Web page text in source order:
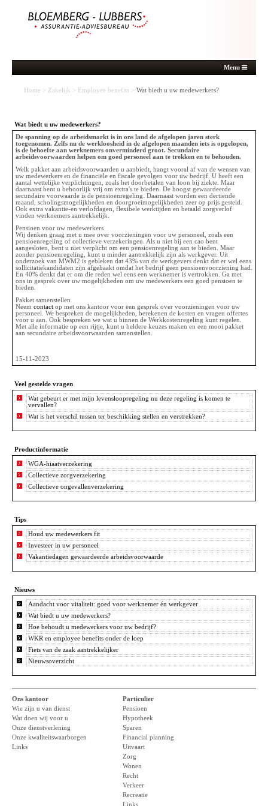
Menu
Home > Zakelijk > Employee benefits > Wat biedt u uw medewerkers?
Wat biedt u uw medewerkers?
De spanning op de arbeidsmarkt is in ons land de afgelopen jaren sterk
toegenomen. Zelfs nu de werkloosheid in de afgelopen maanden iets is opgelopen,
is de behoefte aan werknemers onverminderd groot. Secundaire
arbeidsvoorwaarden helpen om goed personeel aan te trekken en te behouden.
Welk pakket aan arbeidsvoorwaarden u aanbiedt, hangt vooral af van de wensen van
uw medewerkers en de financiële en fiscale gevolgen voor uw bedrijf. U heeft een
aantal wettelijke verplichtingen, zoals het doorbetalen van loon bij ziekte. Maar
daarnaast bent u behoorlijk vrij om extra's te bieden. De hoogst gewaardeerde
secundaire voorwaarde is de pensioenregeling. Daarnaast worden een dertiende
maand, scholingsmogelijkheden en doorgroeimogelijkheden zeer op prijs gesteld.
Ook extra vakantie-en verlofdagen, flexibele werktijden en betaald zorgverlof
vinden werknemers aantrekkelijk.
Pensioen voor uw medewerkers
Wij denken graag met u mee over voorzieningen voor uw personeel, zoals een
pensioenregeling of collectieve verzekeringen. Als u niet bij een cao bent
aangesloten, bent u niet verplicht om een pensioenregeling aan te bieden. Maar
zonder pensioenregeling, kunt u minder aantrekkelijk zijn als werkgever. Uit
onderzoek van MWM2 is gebleken dat 43% van de werkgevers denkt dat er wel eens
sollicitatiekandidaten zijn afgehaakt omdat het bedrijf geen pensioenvoorziening had.
En 40% denkt dat er om die reden wel eens een werknemer is vertrokken. Ga met
ons in gesprek over uw mogelijkheden om uw medewerkers een goed pensioen te
bieden.
Pakket samenstellen
Neem contact op met ons kantoor voor een gesprek over voorzieningen voor uw
personeel. We bespreken de mogelijkheden, berekenen de kosten en vragen offertes
voor u aan. Ook bespreken we wat u binnen de Werkkostenregeling kunt regelen.
Met alle informatie op een rijtje, kunt u heldere keuzes maken en een mooi pakket
aan secundaire arbeidsvoorwaarden samenstellen.
15-11-2023
Veel gestelde vragen
Wat gebeurt er met mijn levensloopregeling nu deze regeling is komen te
vervallen?
Wat is het verschil tussen ter beschikking stellen en verstrekken?
Productinformatie
WGA-hiaatverzekering
Collectieve zorgverzekering
Collectieve ongevallenverzekering
Tips
Houd uw medewerkers fit
Investeer in uw personeel
Vakantiedagen gewaardeerde arbeidsvoorwaarde
Nieuws
Aandacht voor vitaliteit: goed voor werknemer én werkgever
Wat biedt u uw medewerkers?
Hoe behoudt u medewerkers voor uw bedrijf?
WKR en employee benefits onder de loep
Fiets van de zaak aantrekkelijker
Nieuwsoverzicht
Ons kantoor
Wie zijn u van dienst
Wat doen wij voor u
Onze dienstverlening
Onze kwaliteitswaarborgen
Links
Particulier
Pensioen
Hypotheek
Sparen
Financial planning
Uitvaart
Zorg
Wonen
Recht
Verkeer
Recreatie
Links